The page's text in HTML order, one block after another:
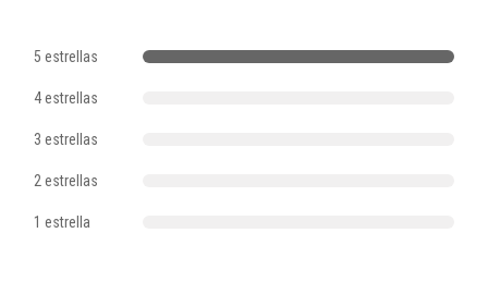
5 estrellas
4 estrellas
3 estrellas
2 estrellas
1 estrella